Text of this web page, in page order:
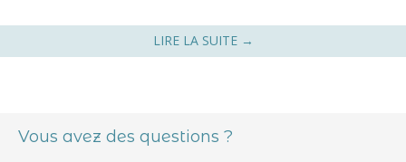
LIRE LA SUITE →
Vous avez des questions ?